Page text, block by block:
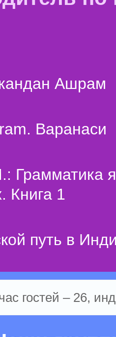
Ашрам
Варанаси
Книга 1
путь в
гостей – 26,